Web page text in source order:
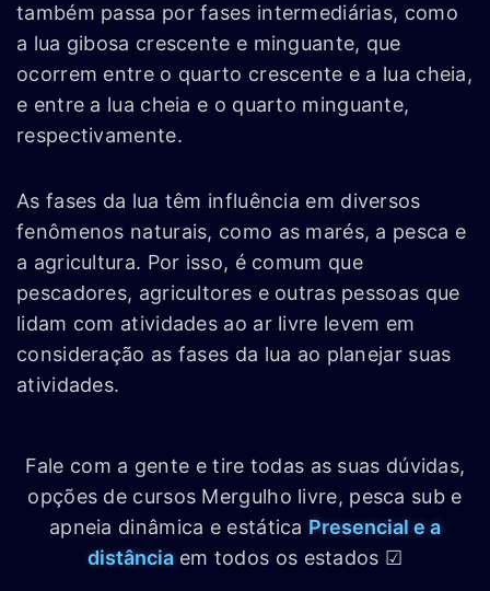
também passa por fases intermediárias, como
a lua gibosa crescente e minguante, que
ocorrem entre o quarto crescente e a lua cheia,
e entre a lua cheia e o quarto minguante,
respectivamente.
As fases da lua têm influência em diversos
fenômenos naturais, como as marés, a pesca e
a agricultura. Por isso, é comum que
pescadores, agricultores e outras pessoas que
lidam com atividades ao ar livre levem em
consideração as fases da lua ao planejar suas
atividades.
Fale com a gente e tire todas as suas dúvidas,
opções de cursos Mergulho livre, pesca sub e
apneia dinâmica e estática Presencial e a
distânciaem todos os estados ☑